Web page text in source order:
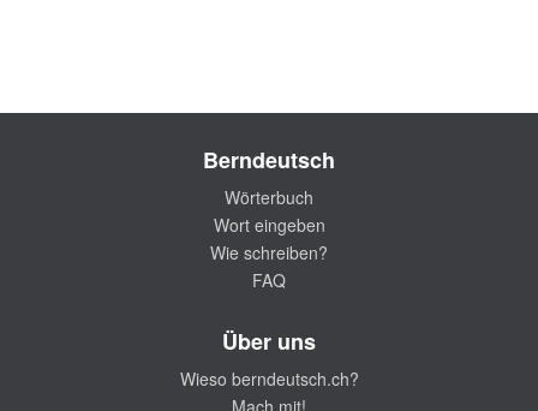
Berndeutsch
Wörterbuch
Wort eingeben
Wie schreiben?
FAQ
Über uns
Wieso berndeutsch.ch?
Mach mit!